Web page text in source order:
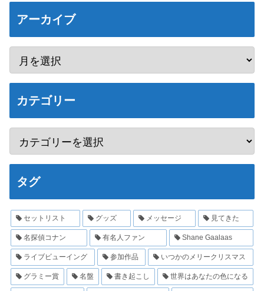
アーカイブ
カテゴリー
タグ
セットリスト グッズ メッセージ 見てきた
名探偵コナン 有名人ファン Shane Gaalaas
ライブビューイング 参加作品 いつかのメリークリスマス
グラミー賞 名盤 書き起こし 世界はあなたの色になる